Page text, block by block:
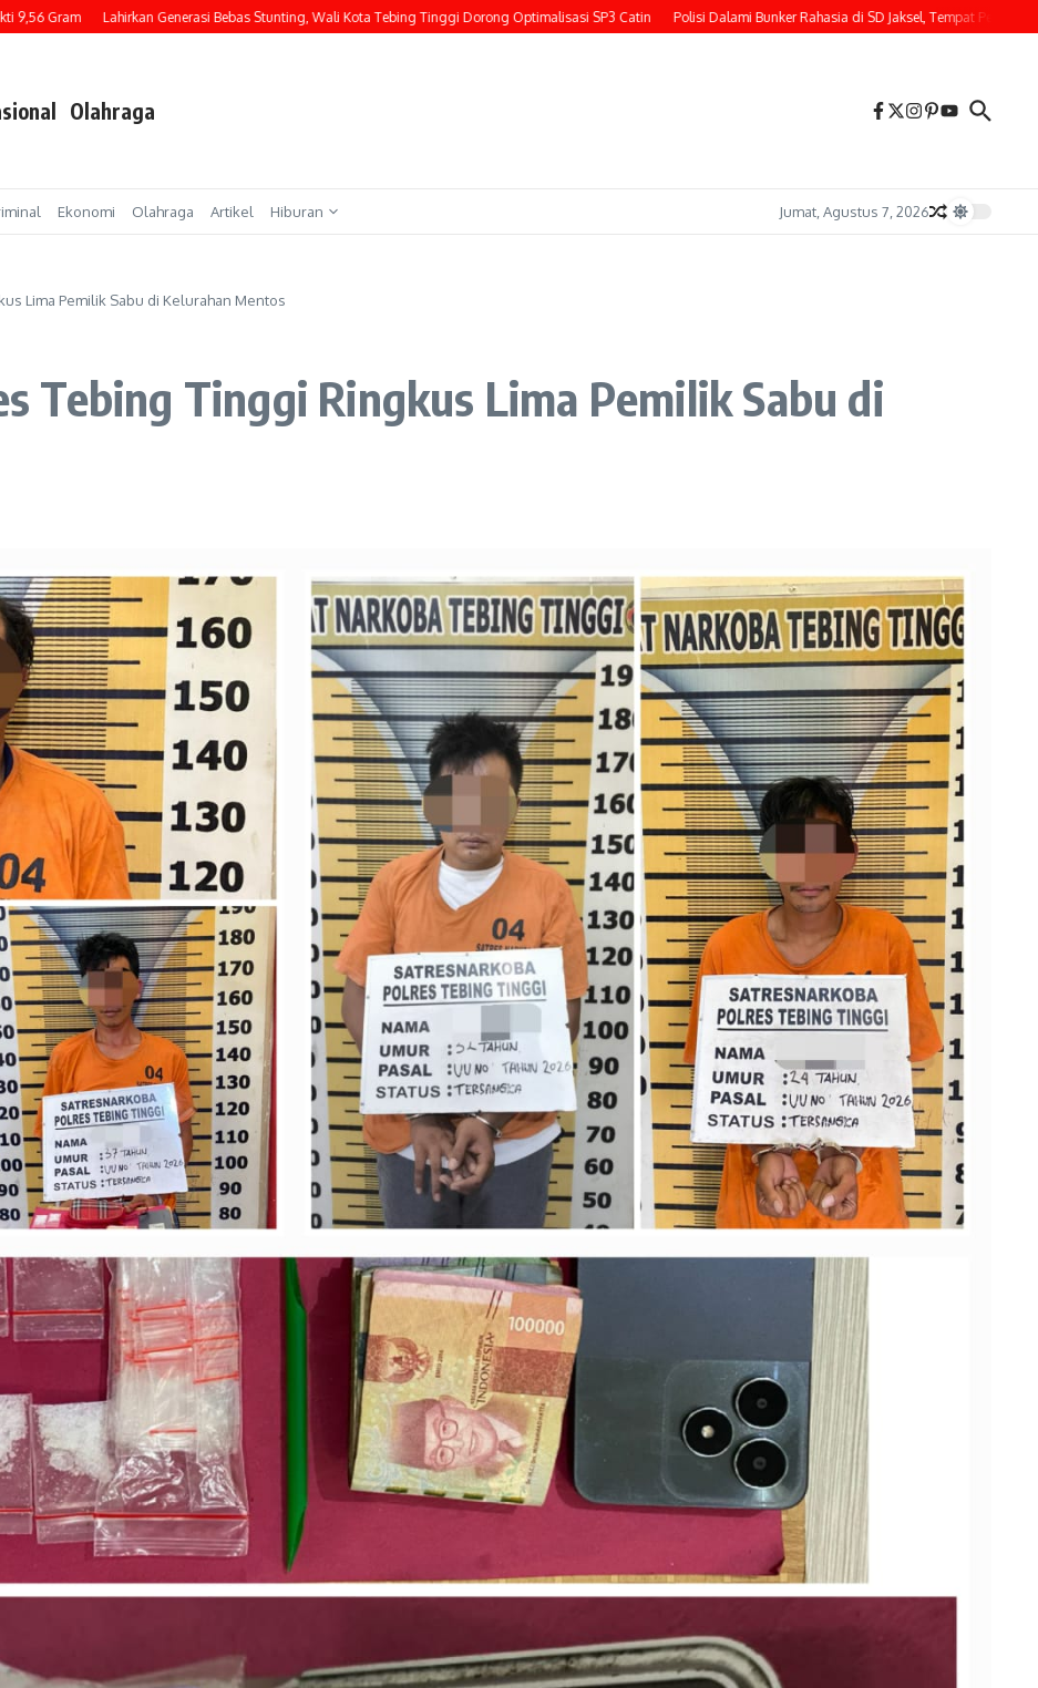
Lahirkan Generasi Bebas Stunting, Wali Kota Tebing Tinggi Dorong Optimalisasi SP3 Catin Polisi Dalami Bunker Rahasia di SD Jaksel, Tempat Penemuan
Olahraga
Ekonomi Olahraga Artikel Hiburan Jumat, Agustus 7, 2026
Lima Pemilik Sabu di Kelurahan Mentos
Tebing Tinggi Ringkus Lima Pemilik Sabu di